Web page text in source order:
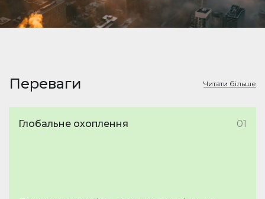
Переваги Читати більше
Глобальне охоплення 01